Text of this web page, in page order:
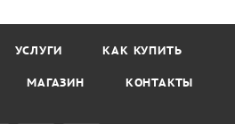
УСЛУГИ КАК КУПИТЬ
МАГАЗИН КОНТАКТЫ